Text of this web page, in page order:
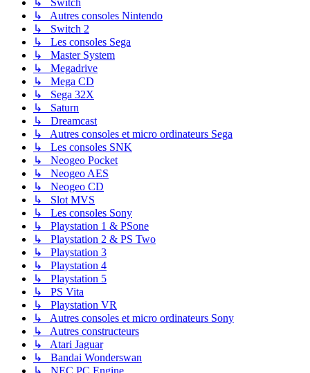
↳ Switch
↳ Autres consoles Nintendo
↳ Switch 2
↳ Les consoles Sega
↳ Master System
↳ Megadrive
↳ Mega CD
↳ Sega 32X
↳ Saturn
↳ Dreamcast
↳ Autres consoles et micro ordinateurs Sega
↳ Les consoles SNK
↳ Neogeo Pocket
↳ Neogeo AES
↳ Neogeo CD
↳ Slot MVS
↳ Les consoles Sony
↳ Playstation 1 & PSone
↳ Playstation 2 & PS Two
↳ Playstation 3
↳ Playstation 4
↳ Playstation 5
↳ PS Vita
↳ Playstation VR
↳ Autres consoles et micro ordinateurs Sony
↳ Autres constructeurs
↳ Atari Jaguar
↳ Bandai Wonderswan